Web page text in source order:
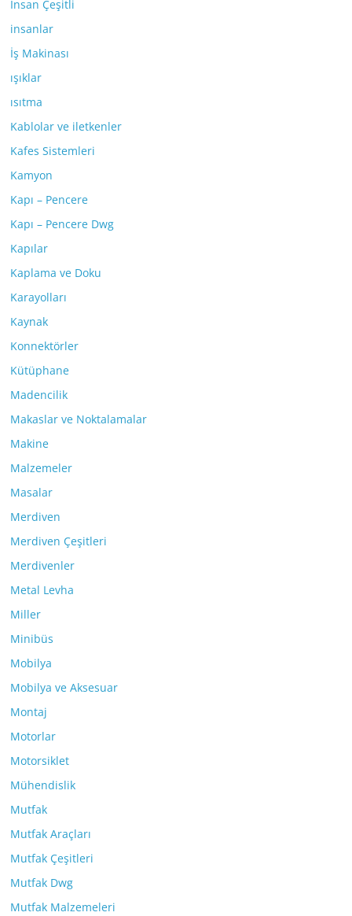
İnsan Çeşitli
insanlar
İş Makinası
ışıklar
ısıtma
Kablolar ve iletkenler
Kafes Sistemleri
Kamyon
Kapı – Pencere
Kapı – Pencere Dwg
Kapılar
Kaplama ve Doku
Karayolları
Kaynak
Konnektörler
Kütüphane
Madencilik
Makaslar ve Noktalamalar
Makine
Malzemeler
Masalar
Merdiven
Merdiven Çeşitleri
Merdivenler
Metal Levha
Miller
Minibüs
Mobilya
Mobilya ve Aksesuar
Montaj
Motorlar
Motorsiklet
Mühendislik
Mutfak
Mutfak Araçları
Mutfak Çeşitleri
Mutfak Dwg
Mutfak Malzemeleri